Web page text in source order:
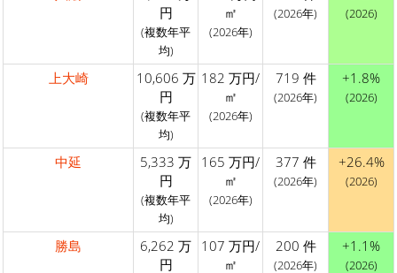
円
(複数年平
均)
㎡
(2026年)
(2026年) (2026)
上大崎
10,606 万
円
(複数年平
均)
182 万円/
㎡
(2026年)
719 件
(2026年)
+1.8%
(2026)
中延
5,333 万
円
(複数年平
均)
165 万円/
㎡
(2026年)
377 件
(2026年)
+26.4%
(2026)
勝島
6,262 万
円
107 万円/
㎡
200 件
(2026年)
+1.1%
(2026)